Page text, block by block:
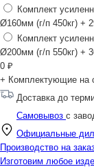
Комплект
Ø160мм (г/п 450кг) +
Комплект
Ø200мм (г/п 550кг) +
0 ₽
+ Комплектующие на
Доставка до
Самовывоз с
Официальные
Производство на
Изготовим любое